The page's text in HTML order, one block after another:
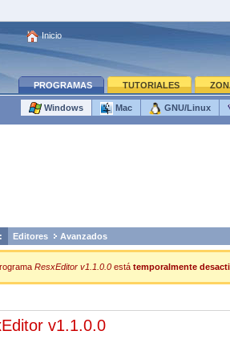
Inicio
PROGRAMAS TUTORIALES
Windows Mac GNU/Linux
Editores Avanzados
ResxEditor v1.1.0.0está temporalmente
v1.1.0.0